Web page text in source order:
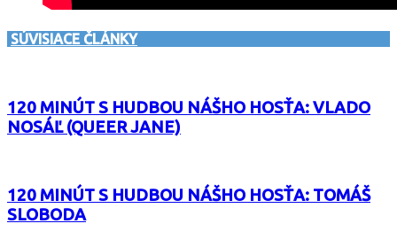
SÚVISIACE ČLÁNKY
120 MINÚT S HUDBOU NÁŠHO HOSŤA: VLADO
NOSÁĽ (QUEER JANE)
120 MINÚT S HUDBOU NÁŠHO HOSŤA: TOMÁŠ
SLOBODA